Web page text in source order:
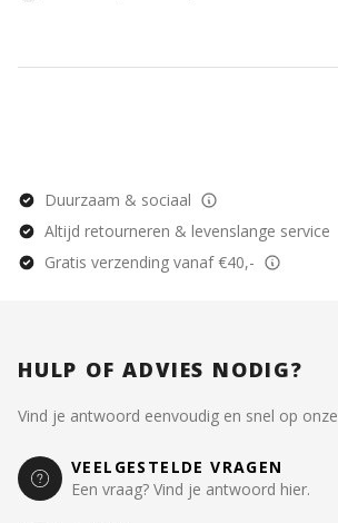
Duurzaam & sociaal
Altijd retourneren & levenslange service
Gratis verzending vanaf €40,-
HULP OF ADVIES NODIG?
Vind je antwoord eenvoudig en snel op onze
VEELGESTELDE VRAGEN
Een vraag? Vind je antwoord hier.